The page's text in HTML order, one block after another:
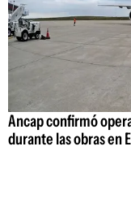
Ancap confirmó
durante las obras en